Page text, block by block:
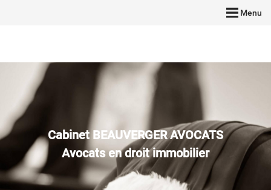
Menu
Cabinet BEAUVERGER AVOCATS
Avocats en droit immobilier